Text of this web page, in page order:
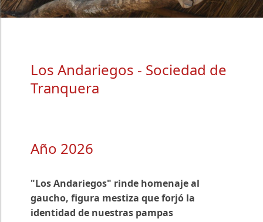
Los Andariegos - Sociedad de
Tranquera
Año 2026
"Los Andariegos" rinde homenaje al
gaucho, figura mestiza que forjó la
identidad de nuestras pampas